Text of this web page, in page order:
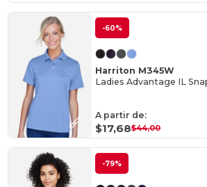
-60%
Harriton M345W
A partir de:
$17,68$44,00
-79%